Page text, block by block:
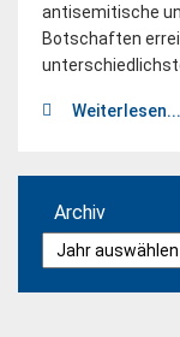
antisemitische
Botschaften
Weiterlesen...
Archiv